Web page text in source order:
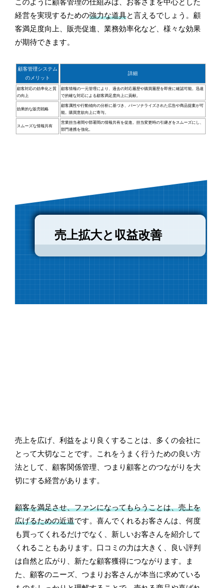
このように顧客管理の仕組みは、お客さまを中心とした
経営を実現するための強力な道具と言えるでしょう。顧
客満足度向上、販売促進、業務効率化など、様々な効果
が期待できます。
顧客管理システム
のメリット
詳細
顧客対応の効率化と質
の向上
顧客情報の一元管理により、過去の対応履歴や購買履歴を即座に確認可能。迅速
で的確な対応による顧客満足度向上に貢献。
効果的な販売戦略
顧客属性や行動傾向の分析に基づき、パーソナライズされた広告や商品提案が可
能。購買意欲向上に寄与。
スムーズな情報共有
営業担当者間や部署間の情報共有を促進。担当変更時の引継ぎをスムーズにし、
部門連携を強化。
売上拡大と収益改善
売上を広げ、利益をより良くすることは、多くの会社に
とって大切なことです。これをうまく行うための良い方
法として、顧客関係管理、つまり顧客とのつながりを大
切にする経営があります。
顧客を満足させ、ファンになってもらうことは、売上を
広げるための近道です。喜んでくれるお客さんは、何度
も買ってくれるだけでなく、新しいお客さんを紹介して
くれることもあります。口コミの力は大きく、良い評判
は自然と広がり、新たな顧客獲得につながります。ま
た、顧客のニーズ、つまりお客さんが本当に求めている